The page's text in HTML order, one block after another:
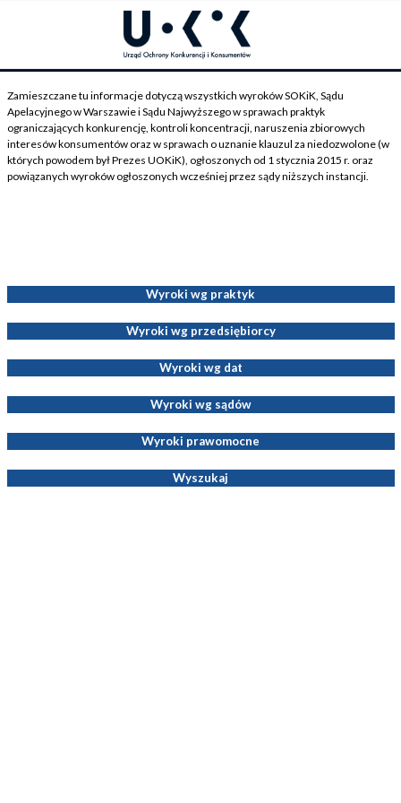
Zamieszczane tu informacje dotyczą wszystkich wyroków SOKiK, Sądu
Apelacyjnego w Warszawie i Sądu Najwyższego w sprawach praktyk
ograniczających konkurencję, kontroli koncentracji, naruszenia zbiorowych
interesów konsumentów oraz w sprawach o uznanie klauzul za niedozwolone (w
których powodem był Prezes UOKiK), ogłoszonych od 1 stycznia 2015 r. oraz
powiązanych wyroków ogłoszonych wcześniej przez sądy niższych instancji.
Wyroki wg praktyk
Wyroki wg przedsiębiorcy
Wyroki wg dat
Wyroki wg sądów
Wyroki prawomocne
Wyszukaj